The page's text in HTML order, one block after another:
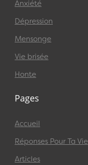
Anxiété
Dépression
Mensonge
Vie brisée
Honte
Pages
Accueil
Réponses Pour Ta Vie
Articles